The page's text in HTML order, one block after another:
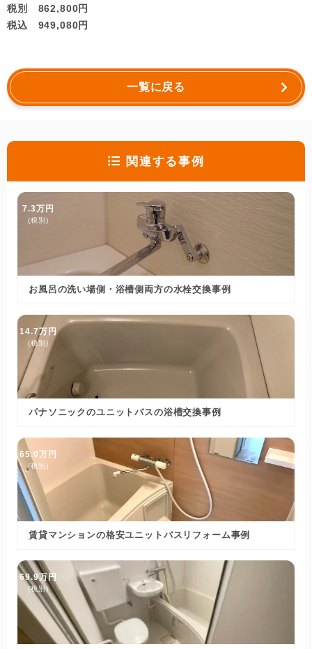
税別 862,800円
税込 949,080円
一覧に戻る
関連する事例
7.3万円
(税別)
お風呂の洗い場側・浴槽側両方の水栓交換事例
14.7万円
(税別)
パナソニックのユニットバスの浴槽交換事例
65.0万円
(税別)
賃貸マンションの格安ユニットバスリフォーム事例
69.9万円
(税別)